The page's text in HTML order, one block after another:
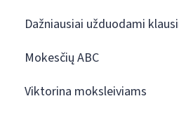
Dažniausiai užduodami
Mokesčių ABC
Viktorina moksleiviams